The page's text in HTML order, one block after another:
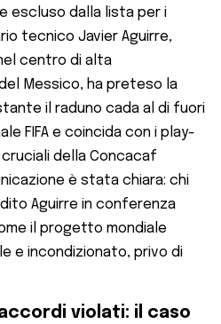
escluso dalla lista per i
tecnico Javier Aguirre,
centro di alta
Messico, ha preteso la
il raduno cada al di fuori
FIFA e coincida con i play-
della Concacaf
è stata chiara: chi
Aguirre in conferenza
il progetto mondiale
e incondizionato, privo di
violati: il caso